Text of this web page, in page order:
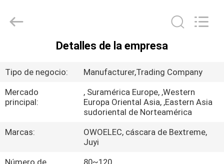
PRODUCTOS
Motor
Detalles de la empresa
Tipo de negocio:
Manufacturer,Trading Company
Mercado
principal:
, Suramérica Europe, ,Western
Europa Oriental Asia, ,Eastern Asia
sudoriental de Norteamérica
Marcas:
OWOELEC, cáscara de Bextreme,
Juyi
Número de
80~120